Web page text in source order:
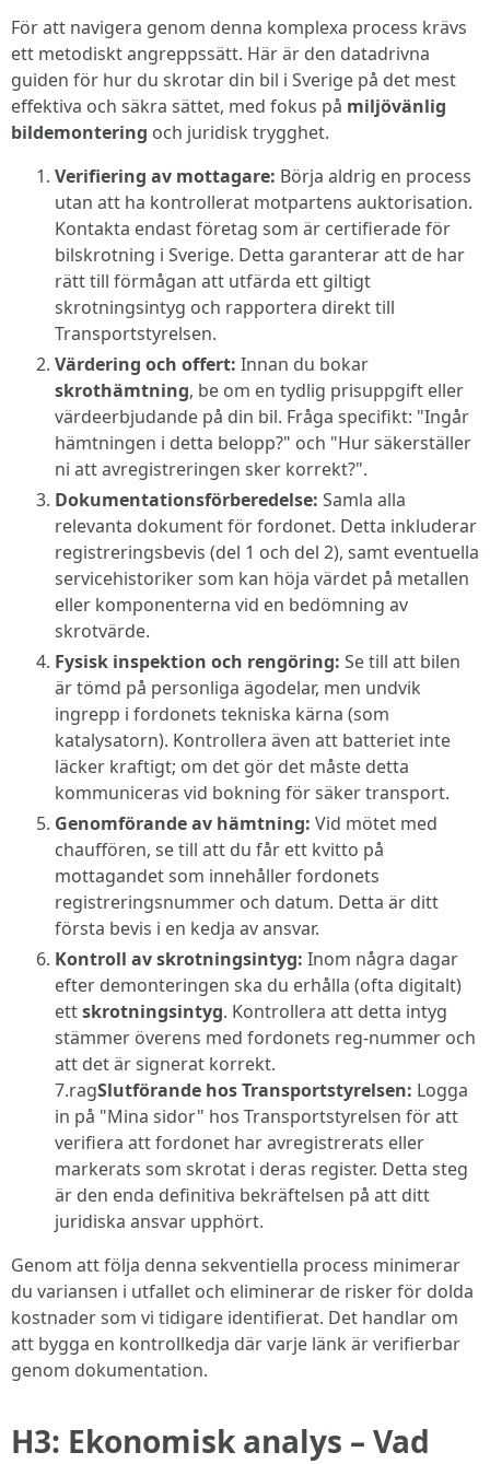
För att navigera genom denna komplexa process krävs
ett metodiskt angreppssätt. Här är den datadrivna
guiden för hur du skrotar din bil i Sverige på det mest
effektiva och säkra sättet, med fokus på miljövänlig
bildemontering och juridisk trygghet.
Verifiering av mottagare: Börja aldrig en process
utan att ha kontrollerat motpartens auktorisation.
Kontakta endast företag som är certifierade för
bilskrotning i Sverige. Detta garanterar att de har
rätt till förmågan att utfärda ett giltigt
skrotningsintyg och rapportera direkt till
Transportstyrelsen.
Värdering och offert: Innan du bokar
skrothämtning, be om en tydlig prisuppgift eller
värdeerbjudande på din bil. Fråga specifikt: "Ingår
hämtningen i detta belopp?" och "Hur säkerställer
ni att avregistreringen sker korrekt?".
Dokumentationsförberedelse: Samla alla
relevanta dokument för fordonet. Detta inkluderar
registreringsbevis (del 1 och del 2), samt eventuella
servicehistoriker som kan höja värdet på metallen
eller komponenterna vid en bedömning av
skrotvärde.
Fysisk inspektion och rengöring: Se till att bilen
är tömd på personliga ägodelar, men undvik
ingrepp i fordonets tekniska kärna (som
katalysatorn). Kontrollera även att batteriet inte
läcker kraftigt; om det gör det måste detta
kommuniceras vid bokning för säker transport.
Genomförande av hämtning: Vid mötet med
chauffören, se till att du får ett kvitto på
mottagandet som innehåller fordonets
registreringsnummer och datum. Detta är ditt
första bevis i en kedja av ansvar.
Kontroll av skrotningsintyg: Inom några dagar
efter demonteringen ska du erhålla (ofta digitalt)
ettskrotningsintyg. Kontrollera att detta intyg
stämmer överens med fordonets reg-nummer och
att det är signerat korrekt.
7.ragSlutförande hos Transportstyrelsen: Logga
in på "Mina sidor" hos Transportstyrelsen för att
verifiera att fordonet har avregistrerats eller
markerats som skrotat i deras register. Detta steg
är den enda definitiva bekräftelsen på att ditt
juridiska ansvar upphört.
Genom att följa denna sekventiella process minimerar
du variansen i utfallet och eliminerar de risker för dolda
kostnader som vi tidigare identifierat. Det handlar om
att bygga en kontrollkedja där varje länk är verifierbar
genom dokumentation.
H3: Ekonomisk analys – Vad